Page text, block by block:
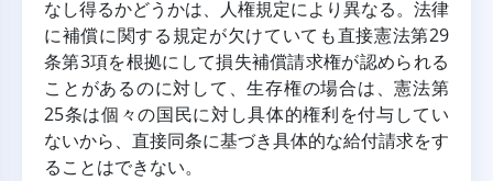
なし得るかどうかは、人権規定により異なる。法律
に補償に関する規定が欠けていても直接憲法第29
条第3項を根拠にして損失補償請求権が認められる
ことがあるのに対して、生存権の場合は、憲法第
25条は個々の国民に対し具体的権利を付与してい
ないから、直接同条に基づき具体的な給付請求をす
ることはできない。